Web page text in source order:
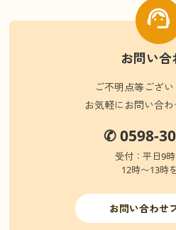
お問い合
ご不明点等ござい
お気軽にお問い合わ
✆ 0598-
受付：平日9
12時〜13時
お問い合わせ